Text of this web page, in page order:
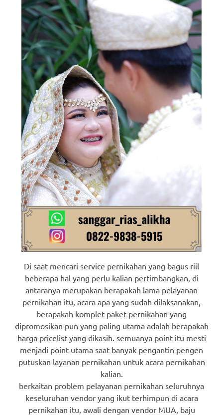
Di saat mencari service pernikahan yang bagus riil
beberapa hal yang perlu kalian pertimbangkan, di
antaranya merupakan berapakah lama pelayanan
pernikahan itu, acara apa yang sudah dilaksanakan,
berapakah komplet paket pernikahan yang
dipromosikan pun yang paling utama adalah berapakah
harga pricelist yang dikasih. semuanya point itu mesti
menjadi point utama saat banyak pengantin pengen
putuskan layanan pernikahan untuk acara pernikahan
kalian.
berkaitan problem pelayanan pernikahan seluruhnya
keseluruhan vendor yang ikut terhimpun di acara
pernikahan itu, awali dengan vendor MUA, baju